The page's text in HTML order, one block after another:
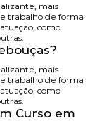
mais
trabalho de forma
como
mais
trabalho de forma
como
Curso em